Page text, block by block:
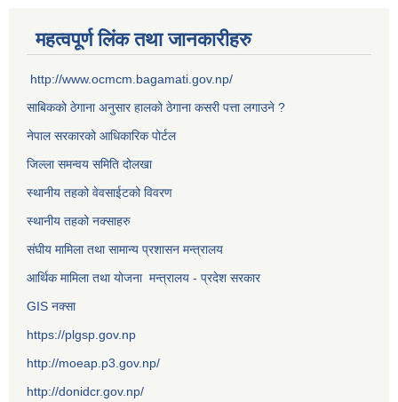
महत्वपूर्ण लिंक तथा जानकारीहरु
http://www.ocmcm.bagamati.gov.np/
साबिकको ठेगाना अनुसार हालको ठेगाना कसरी पत्ता लगाउने ?
नेपाल सरकारको आधिकारिक पोर्टल
जिल्ला समन्वय समिति दोलखा
स्थानीय तहको वेवसाईटको विवरण
स्थानीय तहको नक्साहरु
संघीय मामिला तथा सामान्य प्रशासन मन्त्रालय
आर्थिक मामिला तथा योजना मन्त्रालय - प्रदेश सरकार
GIS नक्सा
https://plgsp.gov.np
http://moeap.p3.gov.np/
http://donidcr.gov.np/